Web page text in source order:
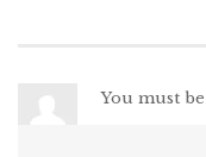
You must be